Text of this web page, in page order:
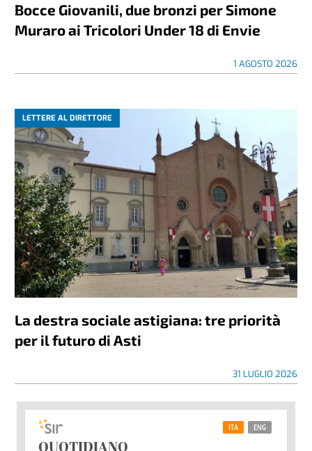
Bocce Giovanili, due bronzi per Simone
Muraro ai Tricolori Under 18 di Envie
1 AGOSTO 2026
LETTERE AL DIRETTORE
La destra sociale astigiana: tre priorità
per il futuro di Asti
31 LUGLIO 2026